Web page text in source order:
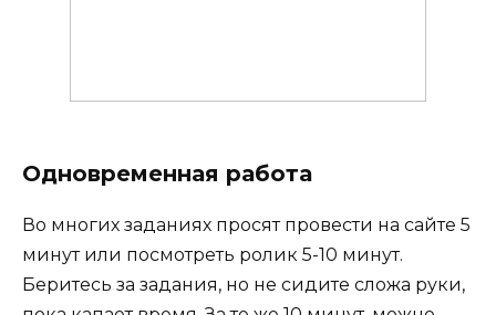
Одновременная работа
Во многих заданиях просят провести на сайте 5
минут или посмотреть ролик 5-10 минут.
Беритесь за задания, но не сидите сложа руки,